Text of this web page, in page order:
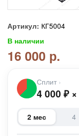
Артикул: КГ5004
В наличии
16 000 р.
Сплит ›
4 000 ₽ ×
2 мес 4